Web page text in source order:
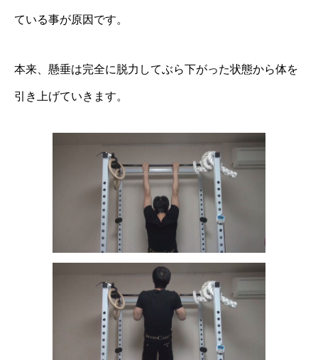
ている事が原因です。
本来、懸垂は完全に脱力してぶら下がった状態から体を
引き上げていきます。